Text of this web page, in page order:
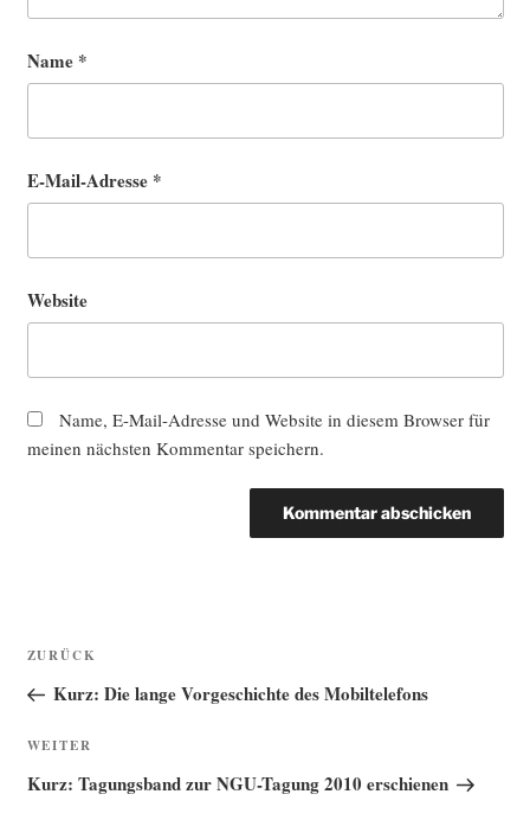
Name *
E-Mail-Adresse *
Website
Name, E-Mail-Adresse und Website in diesem Browser für
meinen nächsten Kommentar speichern.
Beitragsnavigation
Vorheriger
Beitrag
ZURÜCK
Kurz: Die lange Vorgeschichte des Mobiltelefons
Nächster
Beitrag
WEITER
Kurz: Tagungsband zur NGU-Tagung 2010 erschienen